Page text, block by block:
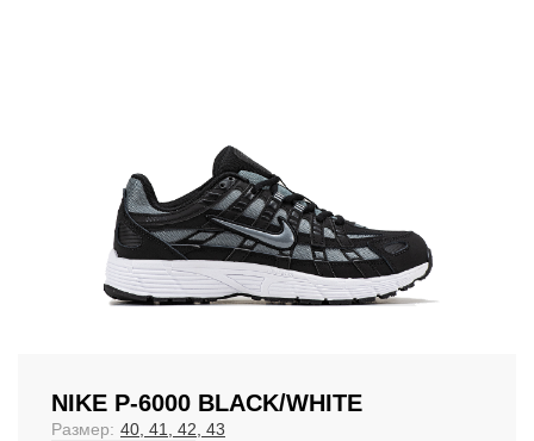
NIKE P-6000 BLACK/WHITE
Размер: 40, 41, 42, 43